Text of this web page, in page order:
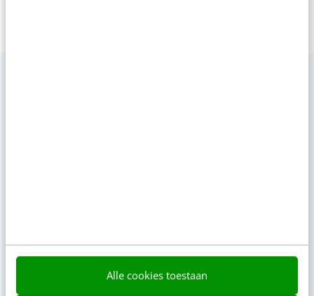
Alle cookies toestaan
“Bedrijven die stevig staan in hun waarden
komen deze geopolitieke storm het beste